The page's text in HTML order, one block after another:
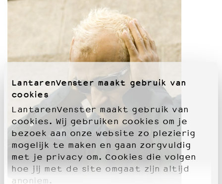
LantarenVenster maakt gebruik van
cookies
LantarenVenster maakt gebruik van
cookies. Wij gebruiken cookies om je
bezoek aan onze website zo plezierig
mogelijk te maken en gaan zorgvuldig
met je privacy om. Cookies die volgen
hoe jij met de site omgaat zijn altijd
anoniem.
Integriteits- en gedragscode
Culturele boycot Israël
Ruimte voor artistieke vrijheid – VNPF